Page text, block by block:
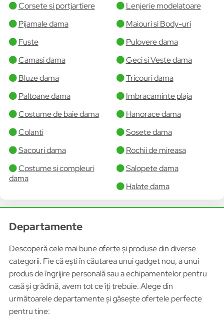
Corsete si portjartiere
Lenjerie modelatoare
Pijamale dama
Maiouri si Body-uri
Fuste
Pulovere dama
Camasi dama
Geci si Veste dama
Bluze dama
Tricouri dama
Paltoane dama
Imbracaminte plaja
Costume de baie dama
Hanorace dama
Colanti
Sosete dama
Sacouri dama
Rochii de mireasa
Costume si compleuri
dama
Salopete dama
Halate dama
Departamente
Descoperă cele mai bune oferte și produse din diverse
categorii. Fie că ești în căutarea unui gadget nou, a unui
produs de îngrijire personală sau a echipamentelor pentru
casă și grădină, avem tot ce îți trebuie. Alege din
următoarele departamente și găsește ofertele perfecte
pentru tine: